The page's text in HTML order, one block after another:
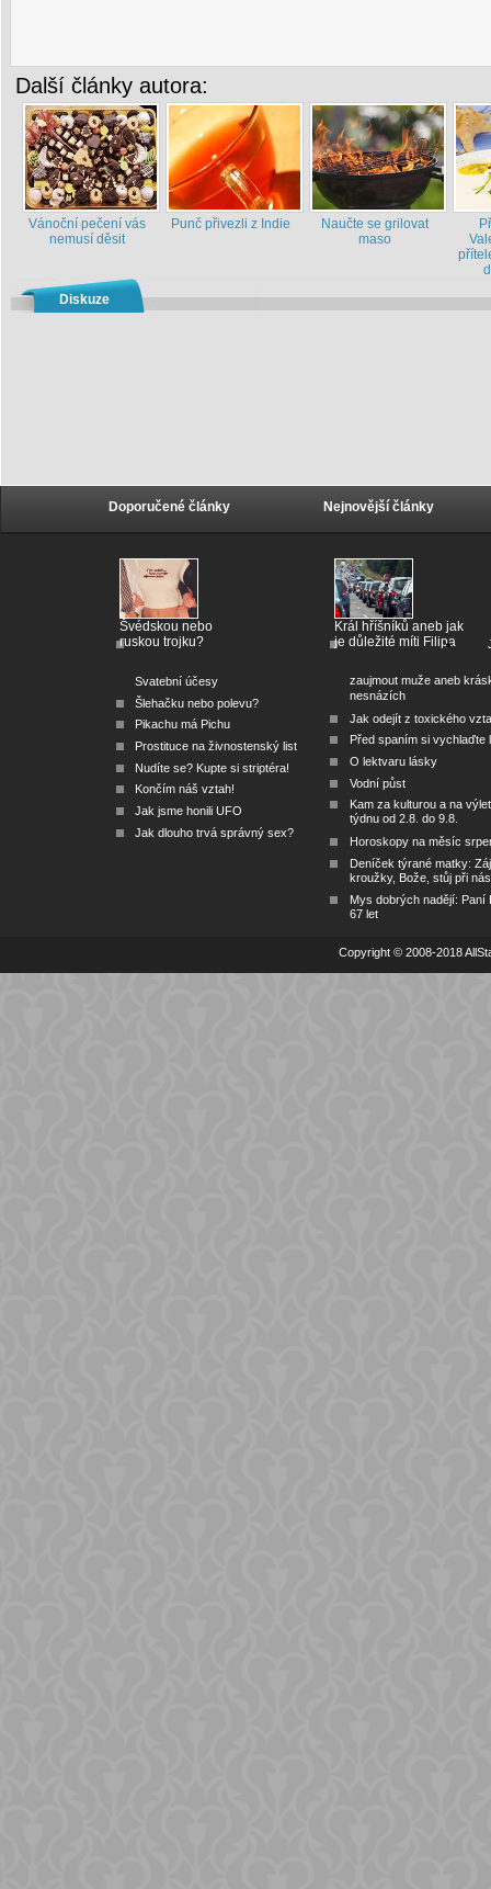
Další články autora:
Vánoční pečení vás
nemusí děsit
Punč přivezli z Indie
Naučte se grilovat
maso
Diskuze
Doporučené články
Švédskou nebo
ruskou trojku?
Svatební účesy
Šlehačku nebo polevu?
Pikachu má Pichu
Prostituce na živnostenský list
Nudíte se? Kupte si striptéra!
Končím náš vztah!
Jak jsme honili UFO
Jak dlouho trvá správný sex?
Nejnovější články
Král hříšníků aneb jak
je důležité míti Filipa
zaujmout muže aneb
nesnázích
Jak odejít z toxického
Před spaním si vychlaďte
O lektvaru lásky
Vodní půst
Kam za kulturou a na
týdnu od 2.8. do 9.8.
Horoskopy na měsíc
Deníček týrané matky:
kroužky, Bože, stůj při nás
Mys dobrých nadějí: Paní
67 let
Copyright © 2008-2018